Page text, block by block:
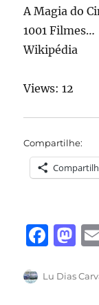
A Magia do
1001 Filmes…
Wikipédia
Views: 12
Compartilhe:
F
c
M
st
Autor
Lu Dias